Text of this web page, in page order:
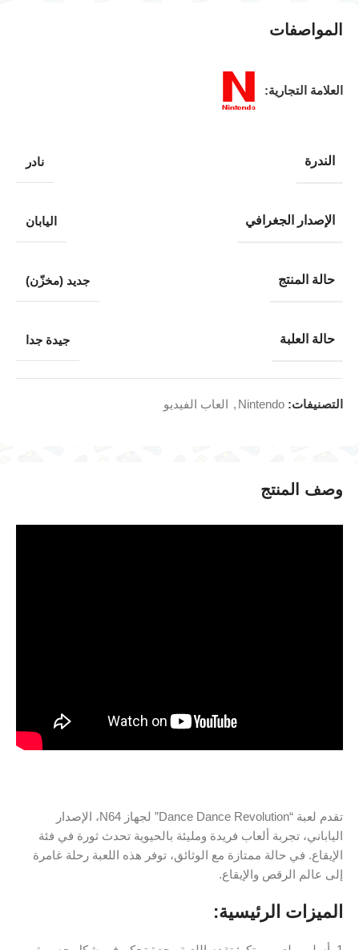
وصف المنتج
تقدم لعبة “Dance Dance Revolution” لجهاز N64، الإصدار
الياباني، تجربة ألعاب فريدة ومليئة بالحيوية تحدث ثورة في فئة
الإيقاع. في حالة ممتازة مع الوثائق، توفر هذه اللعبة رحلة غامرة
إلى عالم الرقص والإيقاع.
الميزات الرئيسية:
المواصفات
العلامة التجارية:
الندرة نادر
الإصدار الجغرافي اليابان
حالة المنتج جديد (مخزّن)
حالة العلبة جيدة جدا
التصنيفات: Nintendo
, العاب الفيديو